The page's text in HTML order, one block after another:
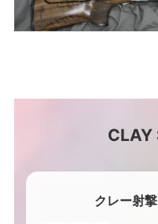
CLAY
クレー射